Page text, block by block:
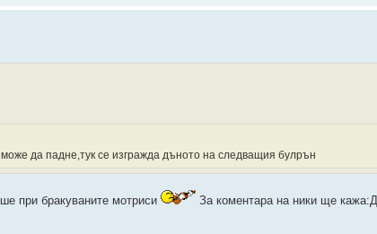
да падне,тук се изгражда дъното на следващия булрън
при бракуваните мотриси
За коментара на ники ще